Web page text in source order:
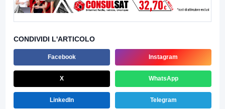
CONDIVIDI L'ARTICOLO
Facebook Instagram
X WhatsApp
LinkedIn Telegram